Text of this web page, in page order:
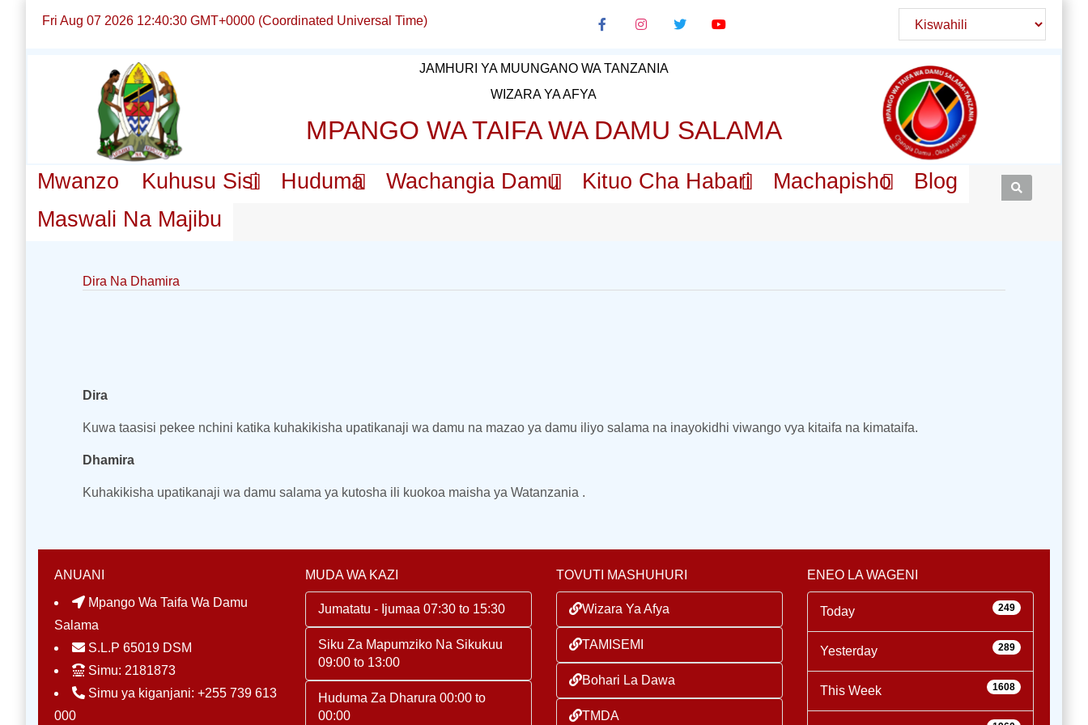
Fri Aug 07 2026 12:40:30 GMT+0000 (Coordinated Universal Time)
JAMHURI YA MUUNGANO WA TANZANIA
WIZARA YA AFYA
MPANGO WA TAIFA WA DAMU SALAMA
Mwanzo Kuhusu Sisi Huduma Wachangia Damu Kituo Cha Habari Machapisho
Blog
Maswali Na Majibu
Dira Na Dhamira
Dira
Kuwa taasisi pekee nchini katika kuhakikisha upatikanaji wa damu na mazao ya damu iliyo salama na inayokidhi viwango vya kitaifa na kimataifa.
Dhamira
Kuhakikisha upatikanaji wa damu salama ya kutosha ili kuokoa maisha ya Watanzania .
ANUANI
Mpango Wa Taifa Wa Damu
Salama
S.L.P 65019 DSM
Simu: 2181873
Simu ya kiganjani: +255 739 613
000
MUDA WA KAZI
Jumatatu - Ijumaa 07:30 to 15:30
Siku Za Mapumziko Na Sikukuu
09:00 to 13:00
Huduma Za Dharura 00:00 to
00:00
TOVUTI MASHUHURI
Wizara Ya Afya
TAMISEMI
Bohari La Dawa
TMDA
ENEO LA WAGENI
Today 249
Yesterday 289
This Week 1608